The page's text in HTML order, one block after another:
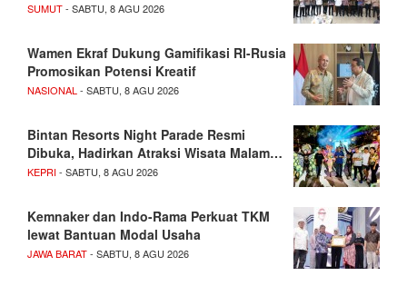
SUMUT- SABTU, 8 AGU 2026
Wamen Ekraf Dukung Gamifikasi RI-Rusia
Promosikan Potensi Kreatif
NASIONAL- SABTU, 8 AGU 2026
Bintan Resorts Night Parade Resmi
Dibuka, Hadirkan Atraksi Wisata Malam…
KEPRI- SABTU, 8 AGU 2026
Kemnaker dan Indo-Rama Perkuat TKM
lewat Bantuan Modal Usaha
JAWA BARAT- SABTU, 8 AGU 2026